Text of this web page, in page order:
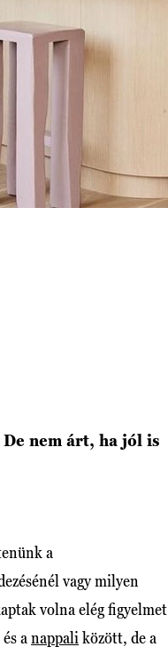
nem árt, ha jól is
a
vagy milyen
volna elég figyelmet
a nappali között, de a